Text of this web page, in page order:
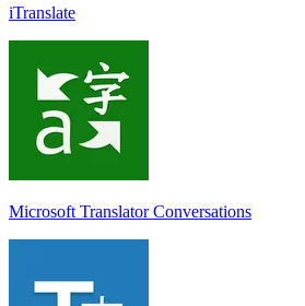
iTranslate
Microsoft Translator Conversations